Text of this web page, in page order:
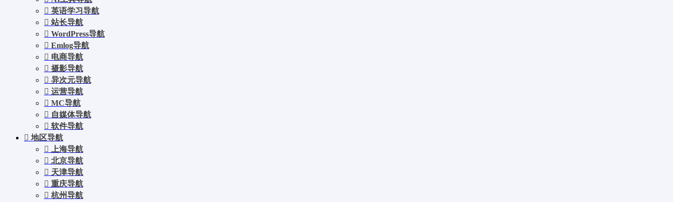
英语学习导航
站长导航
WordPress导航
Emlog导航
电商导航
摄影导航
异次元导航
运营导航
MC导航
自媒体导航
软件导航
地区导航
上海导航
北京导航
天津导航
重庆导航
杭州导航